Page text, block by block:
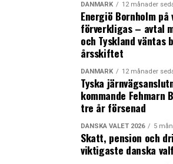
av elbilar på Öresundslinjens färjor
konkreta planer för att införa
av Öresundslinjens färjor finns inte
– I första omgången är det ett test på
Aurora, så får vi se hur efterfrågan
några kunder kommer till oss i
för de sparar ju ett laddstopp på
Sedan får vi se om vi vill införa det på
Molslinjens färjor, var det passar och
strömmen till att göra det, säger
DANMARK 12 månader
Energiö Bornholm
förverkligas – avtal
och Tyskland väntas
årsskiftet
DANMARK 12 månader
Tyska
kommande
tre år försenad
DANSKA VALET 2026 5
Skatt, pension och
viktigaste danska